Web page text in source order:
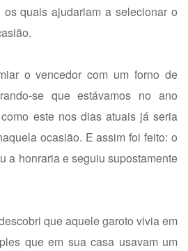
quais ajudariam a selecionar o
o vencedor com um forno de
se que estávamos no ano
este nos dias atuais já seria
ocasião. E assim foi feito: o
a honraria e seguiu supostamente
que aquele garoto vivia em
que em sua casa usavam um